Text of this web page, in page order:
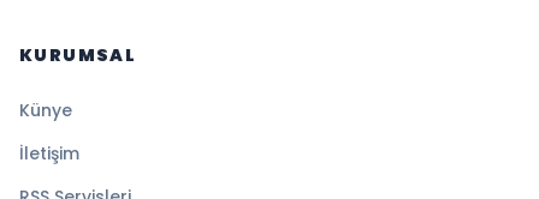
KURUMSAL
Künye
İletişim